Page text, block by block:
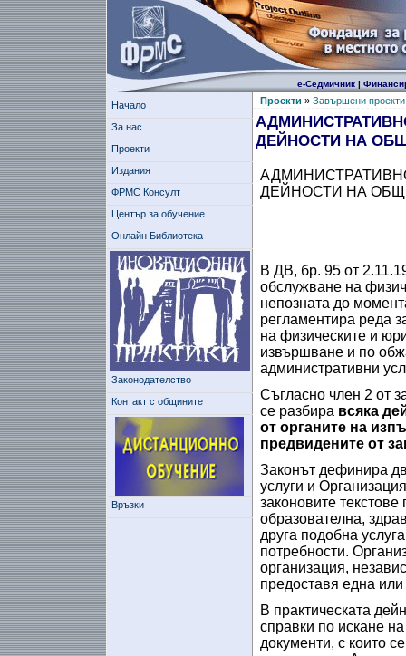
е-Седмичник|
Начало
За нас
Проекти
Издания
ФРМС Консулт
Център за обучение
Онлайн Библиотека
Законодателство
Контакт с общините
Връзки
Проекти » Завършени проекти
ДЕЙНОСТИ НА
ДЕЙНОСТИ НА
В ДВ, бр. 95 от
обслужване на
непозната до
регламентира реда
на физическите и
извършване и по
административни
Съгласно член 2 от
се разбира всяка
от органите на
предвидените от
Законът дефинира
услуги и
законовите
образователна,
друга подобна
потребности.
организация,
предоставя една или
В практическата
справки по искане
документи, с които